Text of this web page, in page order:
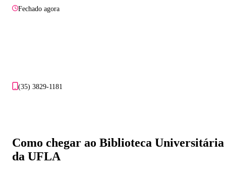
Fechado agora
(35) 3829-1181
Como chegar ao Biblioteca Universitária
da UFLA